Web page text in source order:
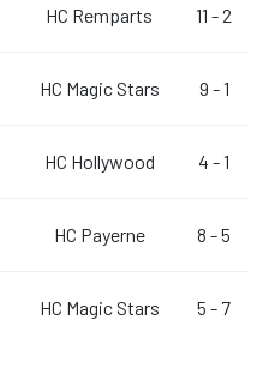
HC Remparts 11 - 2
HC Magic Stars 9 - 1
HC Hollywood 4 - 1
HC Payerne 8 - 5
HC Magic Stars 5 - 7